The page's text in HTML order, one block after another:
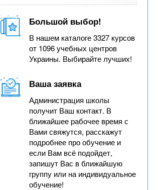
Большой выбор!
В нашем каталоге 3327 курсов
от 1096 учебных центров
Украины. Выбирайте лучших!
Ваша заявка
Администрация школы
получит Ваш контакт. В
ближайшее рабочее время с
Вами свяжутся, расскажут
подробнее про обучение и
если Вам всё подойдет,
запишут Вас в ближайшую
группу или на индивидуальное
обучение!